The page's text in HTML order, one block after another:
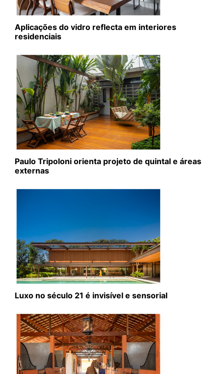
Aplicações do vidro reflecta em interiores
residenciais
Paulo Tripoloni orienta projeto de quintal e áreas
externas
Luxo no século 21 é invisível e sensorial